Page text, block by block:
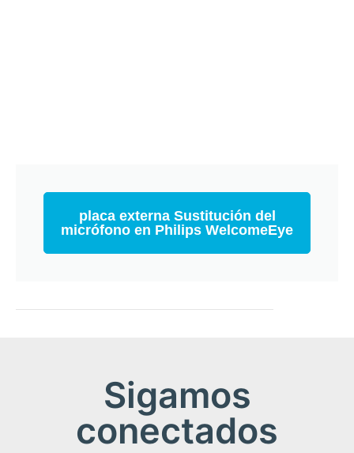
placa externa Sustitución del
micrófono en Philips WelcomeEye
Sigamos
conectados